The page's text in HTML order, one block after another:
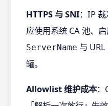
HTTPS 与 SNI：IP
应使用系统 CA 池、
ServerName 与
罐。
Allowlist 维护成本：